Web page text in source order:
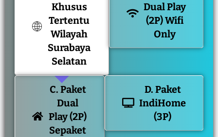
Khusus
Tertentu
Wilayah
Surabaya
Selatan
Dual Play
(2P) Wifi
Only
C. Paket
Dual
Play (2P)
Sepaket
D. Paket
IndiHome
(3P)